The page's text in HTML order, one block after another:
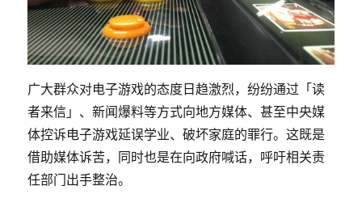
广大群众对电子游戏的态度日趋激烈，纷纷通过「读
者来信」、新闻爆料等方式向地方媒体、甚至中央媒
体控诉电子游戏延误学业、破坏家庭的罪行。这既是
借助媒体诉苦，同时也是在向政府喊话，呼吁相关责
任部门出手整治。